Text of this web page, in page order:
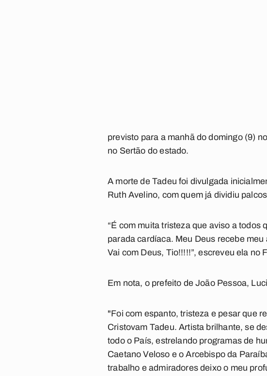
previsto para a manhã do domingo (9)
no Sertão do estado.
A morte de Tadeu foi divulgada
Ruth Avelino, com quem já dividiu
“É com muita tristeza que aviso a
parada cardíaca. Meu Deus recebe
Vai com Deus, Tio!!!!!”, escreveu ela no
Em nota, o prefeito de João Pessoa,
"Foi com espanto, tristeza e pesar que
Cristovam Tadeu. Artista brilhante, se
todo o País, estrelando programas de
Caetano Veloso e o Arcebispo da
trabalho e admiradores deixo o meu